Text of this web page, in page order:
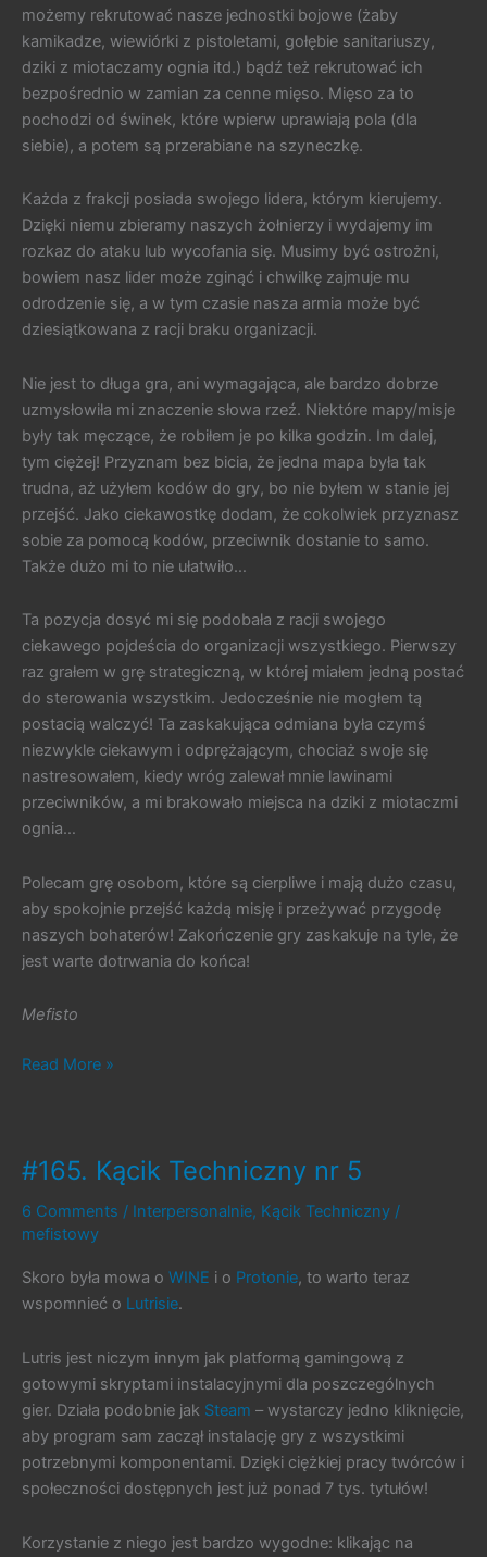
możemy rekrutować nasze jednostki bojowe (żaby
kamikadze, wiewiórki z pistoletami, gołębie sanitariuszy,
dziki z miotaczamy ognia itd.) bądź też rekrutować ich
bezpośrednio w zamian za cenne mięso. Mięso za to
pochodzi od świnek, które wpierw uprawiają pola (dla
siebie), a potem są przerabiane na szyneczkę.
Każda z frakcji posiada swojego lidera, którym kierujemy.
Dzięki niemu zbieramy naszych żołnierzy i wydajemy im
rozkaz do ataku lub wycofania się. Musimy być ostrożni,
bowiem nasz lider może zginąć i chwilkę zajmuje mu
odrodzenie się, a w tym czasie nasza armia może być
dziesiątkowana z racji braku organizacji.
Nie jest to długa gra, ani wymagająca, ale bardzo dobrze
uzmysłowiła mi znaczenie słowa rzeź. Niektóre mapy/misje
były tak męczące, że robiłem je po kilka godzin. Im dalej,
tym ciężej! Przyznam bez bicia, że jedna mapa była tak
trudna, aż użyłem kodów do gry, bo nie byłem w stanie jej
przejść. Jako ciekawostkę dodam, że cokolwiek przyznasz
sobie za pomocą kodów, przeciwnik dostanie to samo.
Także dużo mi to nie ułatwiło…
Ta pozycja dosyć mi się podobała z racji swojego
ciekawego pojdeścia do organizacji wszystkiego. Pierwszy
raz grałem w grę strategiczną, w której miałem jedną postać
do sterowania wszystkim. Jedocześnie nie mogłem tą
postacią walczyć! Ta zaskakująca odmiana była czymś
niezwykle ciekawym i odprężającym, chociaż swoje się
nastresowałem, kiedy wróg zalewał mnie lawinami
przeciwników, a mi brakowało miejsca na dziki z miotaczmi
ognia…
Polecam grę osobom, które są cierpliwe i mają dużo czasu,
aby spokojnie przejść każdą misję i przeżywać przygodę
naszych bohaterów! Zakończenie gry zaskakuje na tyle, że
jest warte dotrwania do końca!
Mefisto
#168.
Read More »
#165. Kącik Techniczny nr 5
6 Comments / Interpersonalnie, Kącik Techniczny /
mefistowy
Skoro była mowa o WINE i o Protonie, to warto teraz
wspomnieć o Lutrisie.
Lutris jest niczym innym jak platformą gamingową z
gotowymi skryptami instalacyjnymi dla poszczególnych
gier. Działa podobnie jak Steam – wystarczy jedno kliknięcie,
aby program sam zaczął instalację gry z wszystkimi
potrzebnymi komponentami. Dzięki ciężkiej pracy twórców i
społeczności dostępnych jest już ponad 7 tys. tytułów!
Korzystanie z niego jest bardzo wygodne: klikając na